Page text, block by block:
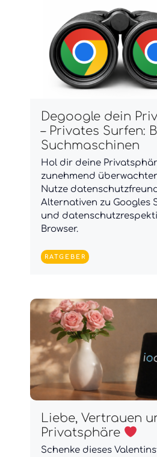
Degoogle dein
– Privates Surfen:
Suchmaschinen
Hol dir deine
zunehmend
Nutze
Alternativen zu Googles
und
Browser.
RATGEBER
Liebe, Vertrauen
Privatsphäre
Schenke dieses